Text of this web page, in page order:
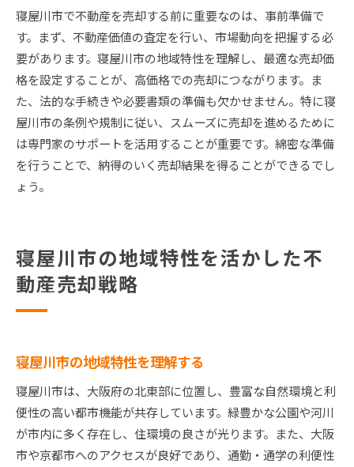
寝屋川市で不動産を売却する前に重要なのは、事前準備で
す。まず、不動産価値の査定を行い、市場動向を把握する必
要があります。寝屋川市の地域特性を理解し、最適な売却価
格を設定することが、高価格での売却につながります。ま
た、法的な手続きや必要書類の準備も欠かせません。特に寝
屋川市の条例や規制に従い、スムーズに売却を進めるために
は専門家のサポートを活用することが重要です。綿密な準備
を行うことで、納得のいく売却結果を得ることができるでし
ょう。
寝屋川市の地域特性を活かした不
動産売却戦略
寝屋川市の地域特性を理解する
寝屋川市は、大阪府の北東部に位置し、豊富な自然環境と利
便性の高い都市機能が共存しています。緑豊かな公園や河川
が市内に多く存在し、住環境の良さが光ります。また、大阪
市や京都市へのアクセスが良好であり、通勤・通学の利便性